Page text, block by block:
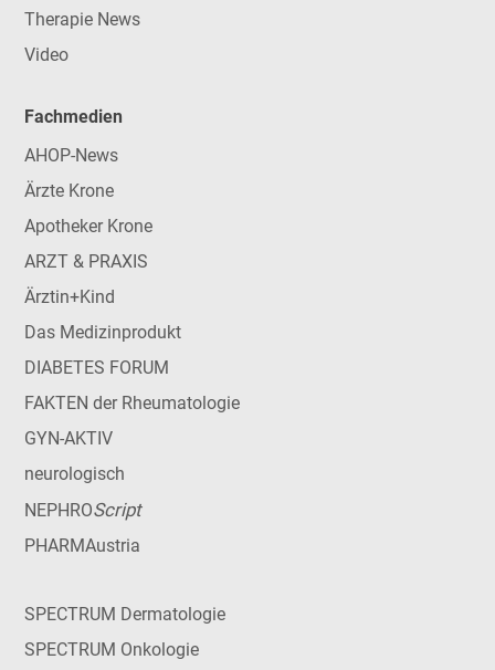
Therapie News
Video
Fachmedien
AHOP-News
Ärzte Krone
Apotheker Krone
ARZT & PRAXIS
Ärztin+Kind
Das Medizinprodukt
DIABETES FORUM
FAKTEN der Rheumatologie
GYN-AKTIV
neurologisch
NEPHROScript
PHARMAustria
SPECTRUM Dermatologie
SPECTRUM Onkologie